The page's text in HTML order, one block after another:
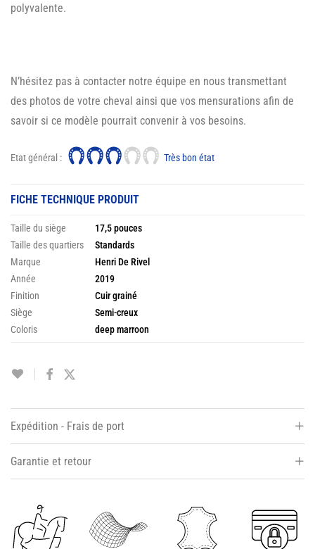
polyvalente.
N’hésitez pas à contacter notre équipe en nous transmettant
des photos de votre cheval ainsi que vos mensurations afin de
savoir si ce modèle pourrait convenir à vos besoins.
Etat général : Très bon état
FICHE TECHNIQUE PRODUIT
Taille du siège
17,5 pouces
Taille des quartiers
Standards
Marque
Henri De Rivel
Année
2019
Finition
Cuir grainé
Siège
Semi-creux
Coloris
deep marroon
Expédition - Frais de port
Garantie et retour